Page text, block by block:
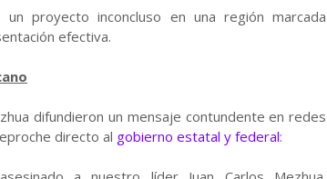
proyecto inconcluso en una región marcada
efectiva.
difundieron un mensaje contundente en redes
directo al gobierno estatal y federal: